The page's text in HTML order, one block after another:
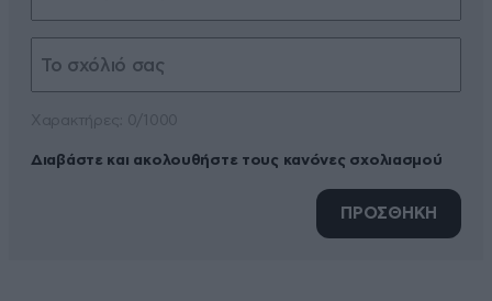
Διαβάστε και ακολουθήστε τους κανόνες σχολιασμού
ΠΡΟΣΘΗΚΗ